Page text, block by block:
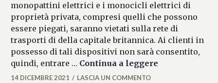
monopattini elettrici e i monocicli elettrici di
proprietà privata, compresi quelli che possono
essere piegati, saranno vietati sulla rete di
trasporti di della capitale britannica. Ai clienti in
possesso di tali dispositivi non sarà consentito,
quindi, entrare … Continua a leggere
LASIFRANCESCA
14 DICEMBRE 2021 LASCIA UN COMMENTO